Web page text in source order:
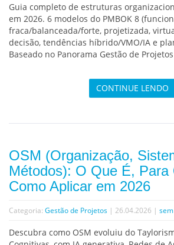
Guia completo de estruturas
em 2026. 6 modelos do PMBOK 8
fraca/balanceada/forte, projetizada,
decisão, tendências híbrido/VMO/IA e
Baseado no Panorama Gestão de
CONTINUE LENDO
OSM (Organização,
Métodos): O Que É, Para
Como Aplicar em 2026
Categoria: Gestão de Projetos | 26.04.2026 |
Descubra como OSM evoluiu do